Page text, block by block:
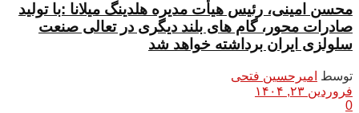
محسن امینی، رئیس هیأت مدیره هلدینگ میلانا :با تولید
صادرات محور، گام های بلند دیگری در تعالی صنعت
سلولزی ایران برداشته خواهد شد
توسط امیرحسین فتحی
فروردین ۲۳, ۱۴۰۴
0